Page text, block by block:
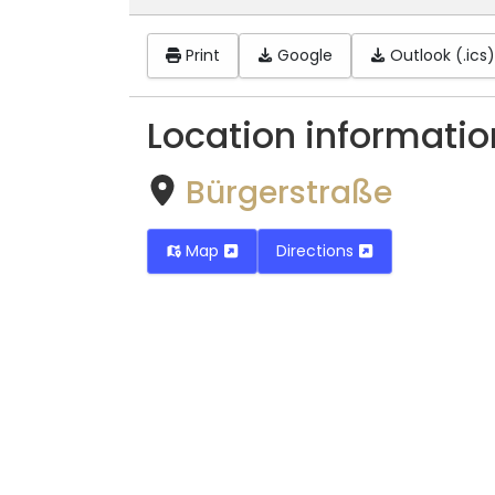
Print Google Outlook (.ics)
Location
Bürgerstraße
Map Directions